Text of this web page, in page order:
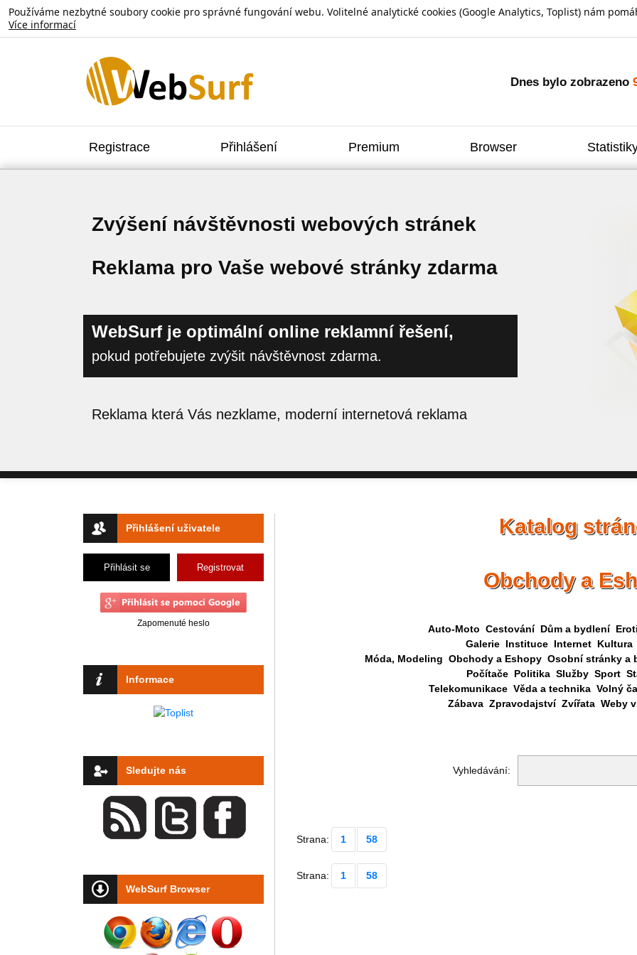
Používáme nezbytné soubory cookie pro správné fungování webu. Volitelné analytické cookies (Google Analytics, Toplist) nám
Více informací
Dnes bylo zobrazeno
Registrace Přihlášení Premium Browser
Zvýšení návštěvnosti webových stránek
Reklama pro Vaše webové stránky zdarma
WebSurf je optimální online reklamní řešení,
pokud potřebujete zvýšit návštěvnost zdarma.
Reklama která Vás nezklame, moderní internetová reklama
Přihlášení uživatele
Přihlásit se Registrovat
Zapomenuté heslo
Informace
Sledujte nás
WebSurf Browser
Katalog
Obchody a
Auto-Moto Cestování Dům a bydlení
Galerie Instituce Internet Kultura
Móda, Modeling Obchody a Eshopy Osobní stránky a
Počítače Politika Služby Sport
Telekomunikace Věda a technika Volný
Zábava Zpravodajství Zvířata Weby
Vyhledávání:
Strana: 1 58
Strana: 1 58